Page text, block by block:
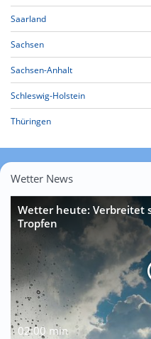
Saarland
Sachsen
Sachsen-Anhalt
Schleswig-Holstein
Thüringen
Wetter News
Wetter heute: Verbreitet
Tropfen
02:00 min